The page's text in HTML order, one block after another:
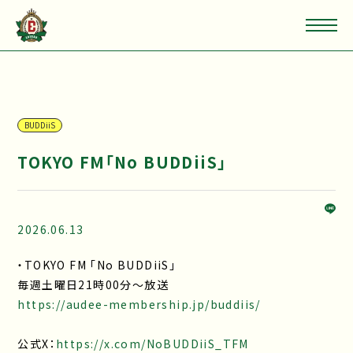
BUDDiiS
TOKYO FM「No BUDDiiS」
2026.06.13
・TOKYO FM 「No BUDDiiS」
毎週土曜日21時00分～放送
https://audee-membership.jp/buddiis/
公式X： https://x.com/NoBUDDiiS_TFM